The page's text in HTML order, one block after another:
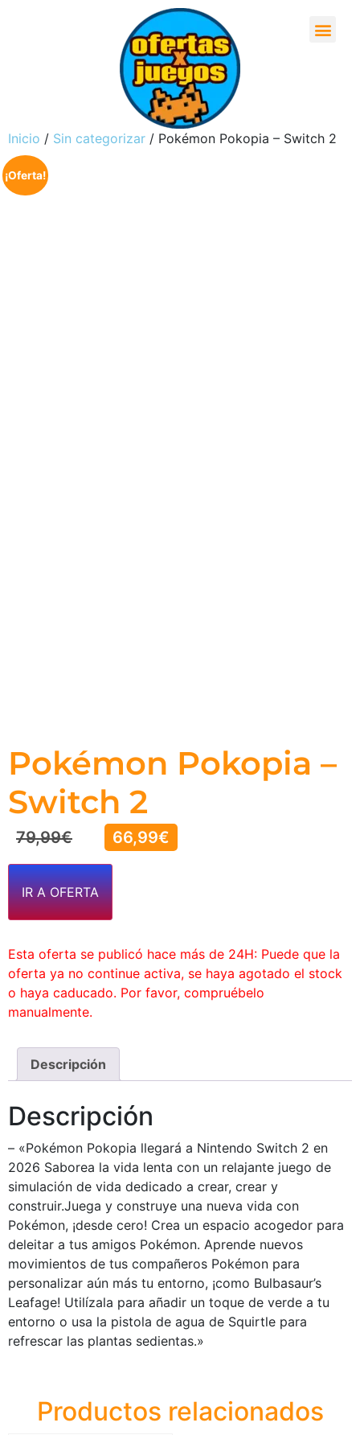
Inicio / Sin categorizar / Pokémon Pokopia – Switch 2
¡Oferta!
Pokémon Pokopia –
Switch 2
79,99€ 66,99€
IR A OFERTA
Esta oferta se publicó hace más de 24H: Puede que la
oferta ya no continue activa, se haya agotado el stock
o haya caducado. Por favor, compruébelo
manualmente.
Descripción
Descripción
– «Pokémon Pokopia llegará a Nintendo Switch 2 en
2026 Saborea la vida lenta con un relajante juego de
simulación de vida dedicado a crear, crear y
construir.Juega y construye una nueva vida con
Pokémon, ¡desde cero! Crea un espacio acogedor para
deleitar a tus amigos Pokémon. Aprende nuevos
movimientos de tus compañeros Pokémon para
personalizar aún más tu entorno, ¡como Bulbasaur’s
Leafage! Utilízala para añadir un toque de verde a tu
entorno o usa la pistola de agua de Squirtle para
refrescar las plantas sedientas.»
Productos relacionados